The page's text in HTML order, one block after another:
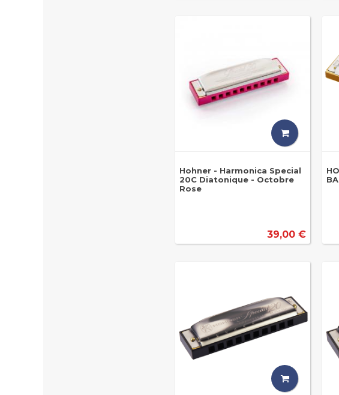
Hohner - Harmonica Special
20C Diatonique - Octobre
Rose
39,00 €